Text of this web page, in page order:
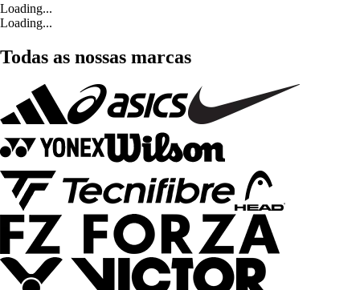
Loading...
Loading...
Todas as nossas marcas